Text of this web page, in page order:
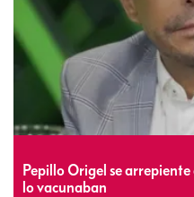
Pepillo Origel se
lo vacunaban